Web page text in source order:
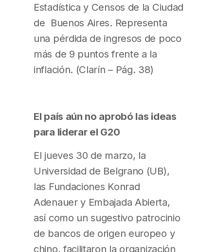
Estadística y Censos de la Ciudad
de Buenos Aires. Representa
una pérdida de ingresos de poco
más de 9 puntos frente a la
inflación. (Clarín – Pág. 38)
El país aún no aprobó las ideas
para liderar el G20
El jueves 30 de marzo, la
Universidad de Belgrano (UB),
las Fundaciones Konrad
Adenauer y Embajada Abierta,
así como un sugestivo patrocinio
de bancos de origen europeo y
chino, facilitaron la organización